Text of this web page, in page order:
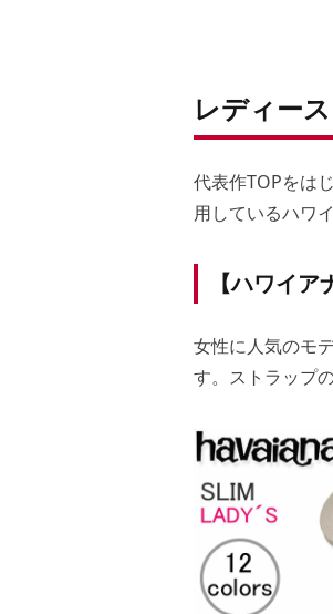
レディー
代表作TOPをは
用しているハワ
【ハワイア
女性に人気のモ
す。ストラップ